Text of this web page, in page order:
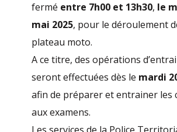
fermé entre 7h00 et 13h30, le
mai 2025, pour le déroulement
plateau moto.
A ce titre, des opérations
seront effectuées dès le mardi
afin de préparer et entrainer les
aux examens.